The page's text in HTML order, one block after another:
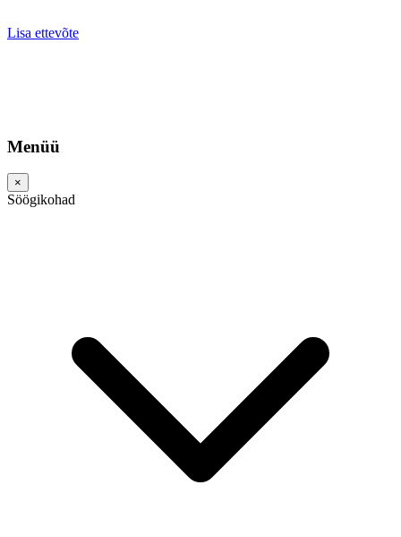
Lisa ettevõte
Menüü
×
Söögikohad